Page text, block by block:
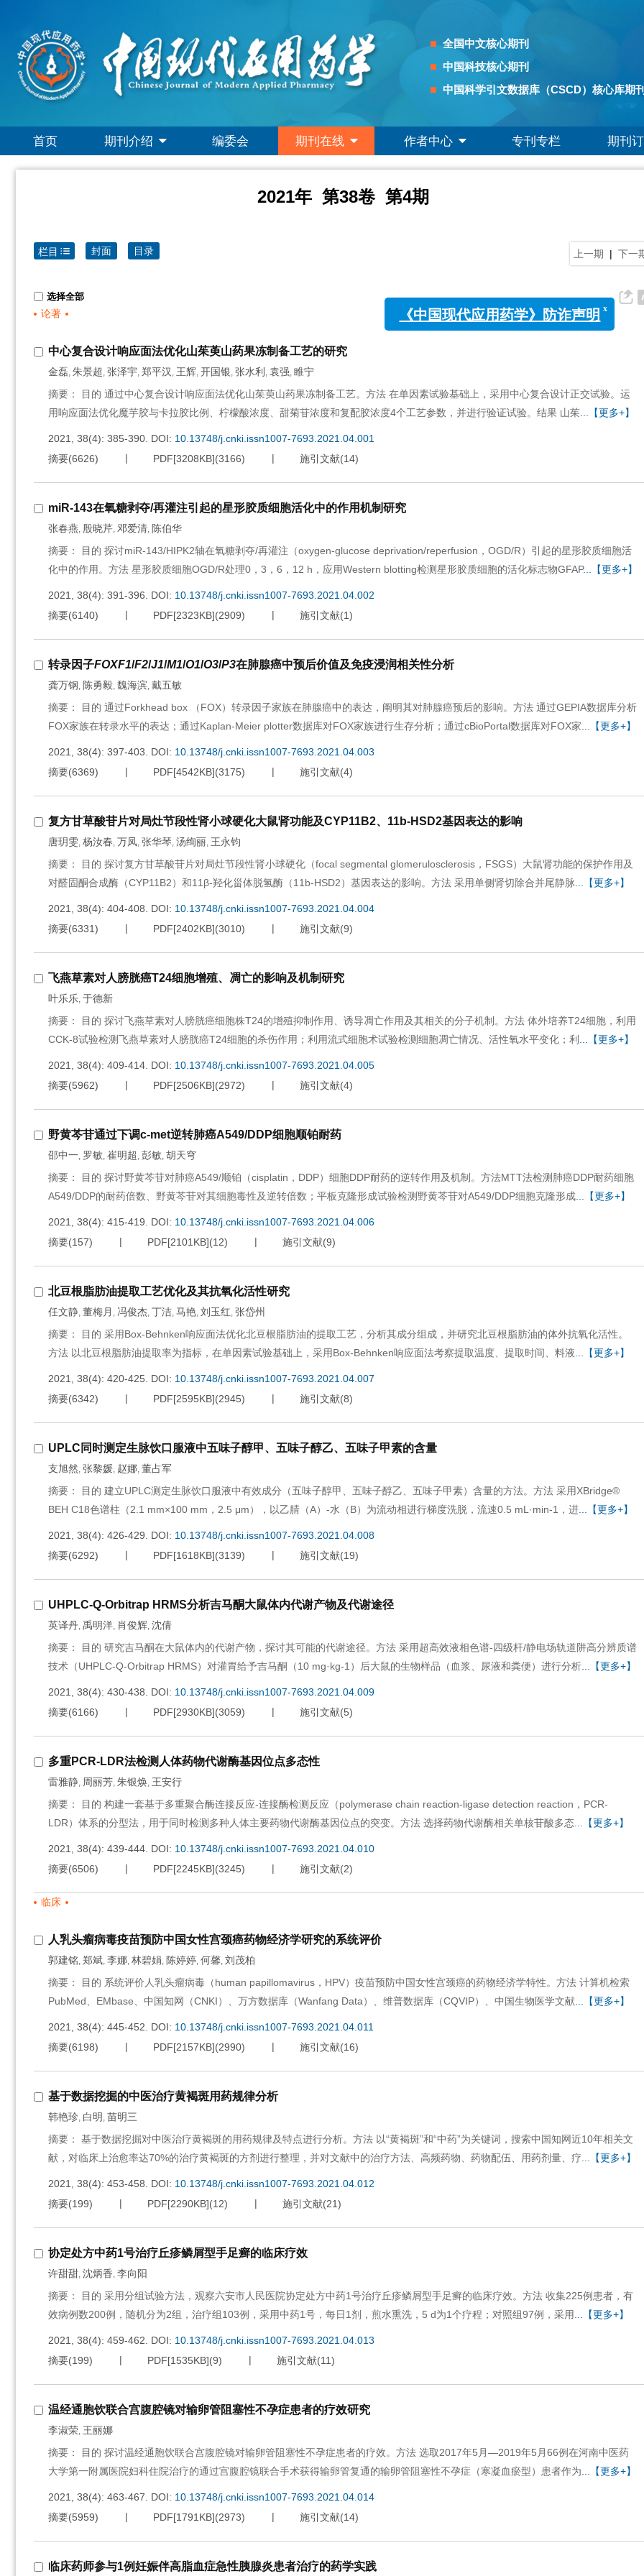
全国中文核心期刊
中国科技核心期刊
中国科学引文数据库（CSCD）核心库期
首页 期刊介绍 编委会 期刊在线 作者中心 专刊专栏 期刊
2021年 第38卷 第4期
上一期 | 下一
栏目 封面 目录
选择全部
论著
中心复合设计响应面法优化山茱萸山药果冻制备工艺的研究
金磊, 朱景超 , 张泽宇, 郑平汉 , 王辉, 开国银, 张水利 , 袁强, 睢宁
摘要： 目的 通过中心复合设计响应面法优化山茱萸山药果冻制备工艺。方法 在单因素试验基础上，采用中心复合设计正交试验。运
用响应面法优化魔芋胶与卡拉胶比例、柠檬酸浓度、甜菊苷浓度和复配胶浓度4个工艺参数，并进行验证试验。结果 山茱 ...【更多+】
2021, 38(4): 385-390. DOI: 10.13748/j.cnki.issn1007-7693.2021.04.001
摘要(6626) PDF[3208KB](3166) 施引文献(14)
miR-143在氧糖剥夺/再灌注引起的星形胶质细胞活化中的作用机制研究
张春燕, 殷晓芹, 邓爱清, 陈伯华
摘要： 目的 探讨miR-143/HIPK2轴在氧糖剥夺/再灌注（oxygen-glucose deprivation/reperfusion，OGD/R）引起的星形胶质细胞活
化中的作用。方法 星形胶质细胞OGD/R处理0，3，6，12 h，应用Western blotting检测星形胶质细胞的活化标志物GFAP...【更多+】
2021, 38(4): 391-396. DOI: 10.13748/j.cnki.issn1007-7693.2021.04.002
摘要(6140) PDF[2323KB](2909) 施引文献(1)
转录因子FOXF1/F2/J1/M1/O1/O3/P3在肺腺癌中预后价值及免疫浸润相关性分析
龚万钢, 陈勇毅, 魏海滨, 戴五敏
摘要： 目的 通过Forkhead box （FOX）转录因子家族在肺腺癌中的表达，阐明其对肺腺癌预后的影响。方法 通过GEPIA数据库分析
FOX家族在转录水平的表达；通过Kaplan-Meier plotter数据库对FOX家族进行生存分析；通过cBioPortal数据库对FOX家 ...【更多+】
2021, 38(4): 397-403. DOI: 10.13748/j.cnki.issn1007-7693.2021.04.003
摘要(6369) PDF[4542KB](3175) 施引文献(4)
复方甘草酸苷片对局灶节段性肾小球硬化大鼠肾功能及CYP11B2、11b-HSD2基因表达的影响
唐玥雯, 杨汝春, 万凤, 张华琴, 汤绚丽, 王永钧
摘要： 目的 探讨复方甘草酸苷片对局灶节段性肾小球硬化（focal segmental glomerulosclerosis，FSGS）大鼠肾功能的保护作用及
对醛固酮合成酶（CYP11B2）和11β-羟化甾体脱氢酶（11b-HSD2）基因表达的影响。方法 采用单侧肾切除合并尾静脉 ...【更多+】
2021, 38(4): 404-408. DOI: 10.13748/j.cnki.issn1007-7693.2021.04.004
摘要(6331) PDF[2402KB](3010) 施引文献(9)
飞燕草素对人膀胱癌T24细胞增殖、凋亡的影响及机制研究
叶乐乐, 于德新
摘要： 目的 探讨飞燕草素对人膀胱癌细胞株T24的增殖抑制作用、诱导凋亡作用及其相关的分子机制。方法 体外培养T24细胞，利用
CCK-8试验检测飞燕草素对人膀胱癌T24细胞的杀伤作用；利用流式细胞术试验检测细胞凋亡情况、活性氧水平变化；利
...【更多+】
2021, 38(4): 409-414. DOI: 10.13748/j.cnki.issn1007-7693.2021.04.005
摘要(5962) PDF[2506KB](2972) 施引文献(4)
野黄芩苷通过下调c-met逆转肺癌A549/DDP细胞顺铂耐药
邵中一, 罗敏, 崔明超 , 彭敏, 胡天穹
摘要： 目的 探讨野黄芩苷对肺癌A549/顺铂（cisplatin，DDP）细胞DDP耐药的逆转作用及机制。方法MTT法检测肺癌DDP耐药细胞
A549/DDP的耐药倍数、野黄芩苷对其细胞毒性及逆转倍数；平板克隆形成试验检测野黄芩苷对A549/DDP细胞克隆形成 ...【更多+】
2021, 38(4): 415-419. DOI: 10.13748/j.cnki.issn1007-7693.2021.04.006
摘要(157) PDF[2101KB](12) 施引文献(9)
北豆根脂肪油提取工艺优化及其抗氧化活性研究
任文静, 董梅月 , 冯俊杰, 丁洁, 马艳, 刘玉红, 张岱州
摘要： 目的 采用Box-Behnken响应面法优化北豆根脂肪油的提取工艺，分析其成分组成，并研究北豆根脂肪油的体外抗氧化活性。
方法 以北豆根脂肪油提取率为指标，在单因素试验基础上，采用Box-Behnken响应面法考察提取温度、提取时间、料液 ...【更多+】
2021, 38(4): 420-425. DOI: 10.13748/j.cnki.issn1007-7693.2021.04.007
摘要(6342) PDF[2595KB](2945) 施引文献(8)
UPLC同时测定生脉饮口服液中五味子醇甲、五味子醇乙、五味子甲素的含量
支旭然, 张黎媛, 赵娜, 董占军
摘要： 目的 建立UPLC测定生脉饮口服液中有效成分（五味子醇甲、五味子醇乙、五味子甲素）含量的方法。方法 采用XBridge®
BEH C18色谱柱（2.1 mm×100 mm，2.5 μm），以乙腈（A）-水（B）为流动相进行梯度洗脱，流速0.5 mL·min-1，进 ...【更多+】
2021, 38(4): 426-429. DOI: 10.13748/j.cnki.issn1007-7693.2021.04.008
摘要(6292) PDF[1618KB](3139) 施引文献(19)
UHPLC-Q-Orbitrap HRMS分析吉马酮大鼠体内代谢产物及代谢途径
英译丹, 禹明洋, 肖俊辉, 沈倩
摘要： 目的 研究吉马酮在大鼠体内的代谢产物，探讨其可能的代谢途径。方法 采用超高效液相色谱-四级杆/静电场轨道阱高分辨质谱
技术（UHPLC-Q-Orbitrap HRMS）对灌胃给予吉马酮（10 mg·kg-1）后大鼠的生物样品（血浆、尿液和粪便）进行分析 ...【更多+】
2021, 38(4): 430-438. DOI: 10.13748/j.cnki.issn1007-7693.2021.04.009
摘要(6166) PDF[2930KB](3059) 施引文献(5)
多重PCR-LDR法检测人体药物代谢酶基因位点多态性
雷雅静, 周丽芳, 朱银焕, 王安行
摘要： 目的 构建一套基于多重聚合酶连接反应-连接酶检测反应（polymerase chain reaction-ligase detection reaction，PCR-
LDR）体系的分型法，用于同时检测多种人体主要药物代谢酶基因位点的突变。方法 选择药物代谢酶相关单核苷酸多态 ...【更多+】
2021, 38(4): 439-444. DOI: 10.13748/j.cnki.issn1007-7693.2021.04.010
摘要(6506) PDF[2245KB](3245) 施引文献(2)
临床
人乳头瘤病毒疫苗预防中国女性宫颈癌药物经济学研究的系统评价
郭建铭, 郑斌, 李娜, 林碧娟, 陈婷婷, 何馨, 刘茂柏
摘要： 目的 系统评价人乳头瘤病毒（human papillomavirus，HPV）疫苗预防中国女性宫颈癌的药物经济学特性。方法 计算机检索
PubMed、EMbase、中国知网（CNKI）、万方数据库（Wanfang Data）、维普数据库（CQVIP）、中国生物医学文献 ...【更多+】
2021, 38(4): 445-452. DOI: 10.13748/j.cnki.issn1007-7693.2021.04.011
摘要(6198) PDF[2157KB](2990) 施引文献(16)
基于数据挖掘的中医治疗黄褐斑用药规律分析
韩艳珍, 白明 , 苗明三
摘要： 基于数据挖掘对中医治疗黄褐斑的用药规律及特点进行分析。方法 以“黄褐斑”和“中药”为关键词，搜索中国知网近10年相关文
献，对临床上治愈率达70%的治疗黄褐斑的方剂进行整理，并对文献中的治疗方法、高频药物、药物配伍、用药剂量、疗 ...【更多+】
2021, 38(4): 453-458. DOI: 10.13748/j.cnki.issn1007-7693.2021.04.012
摘要(199) PDF[2290KB](12) 施引文献(21)
协定处方中药1号治疗丘疹鳞屑型手足癣的临床疗效
许甜甜, 沈炳香, 李向阳
摘要： 目的 采用分组试验方法，观察六安市人民医院协定处方中药1号治疗丘疹鳞屑型手足癣的临床疗效。方法 收集225例患者，有
效病例数200例，随机分为2组，治疗组103例，采用中药1号，每日1剂，煎水熏洗，5 d为1个疗程；对照组97例，采用
...【更多+】
2021, 38(4): 459-462. DOI: 10.13748/j.cnki.issn1007-7693.2021.04.013
摘要(199) PDF[1535KB](9) 施引文献(11)
温经通胞饮联合宫腹腔镜对输卵管阻塞性不孕症患者的疗效研究
李淑荣, 王丽娜
摘要： 目的 探讨温经通胞饮联合宫腹腔镜对输卵管阻塞性不孕症患者的疗效。方法 选取2017年5月—2019年5月66例在河南中医药
大学第一附属医院妇科住院治疗的通过宫腹腔镜联合手术获得输卵管复通的输卵管阻塞性不孕症（寒凝血瘀型）患者作为 ...【更多+】
2021, 38(4): 463-467. DOI: 10.13748/j.cnki.issn1007-7693.2021.04.014
摘要(5959) PDF[1791KB](2973) 施引文献(14)
临床药师参与1例妊娠伴高脂血症急性胰腺炎患者治疗的药学实践